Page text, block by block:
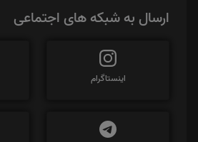
ارسال به شبکه های اجتماعی
اینستاگرام